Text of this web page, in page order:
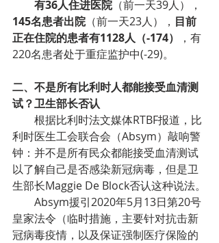
        有36人住进医院
（前一天39人），
145名患者出院（前一天23人）， 目前
正在住院的患者有1128人（-174）
，有
220名患者处于重症监护中(-29)。
二、不是所有比利时人都能接受血清测
试？卫生部长否认
利时医生工会联合会（Absym）敲响警
钟：并不是所有民众都能接受血清测试
以了解自己是否感染新冠病毒，但是卫
生部长Maggie De Block否认这种说法。
皇家法令（临时措施，主要针对抗击新
冠病毒疫情，以及保证强制医疗保险的